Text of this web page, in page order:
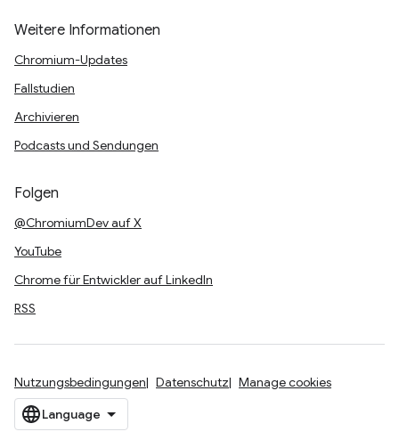
Weitere Informationen
Chromium-Updates
Fallstudien
Archivieren
Podcasts und Sendungen
Folgen
@ChromiumDev auf X
YouTube
Chrome für Entwickler auf LinkedIn
RSS
Nutzungsbedingungen Datenschutz Manage cookies